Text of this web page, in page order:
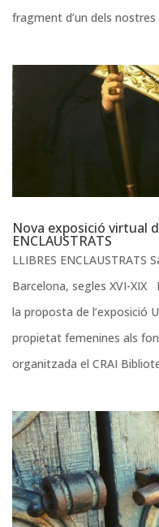
fragment d’un dels
Nova exposició virtual
ENCLAUSTRATS
LLIBRES ENCLAUSTRATS
Barcelona, segles XVI-XIX
la proposta de l’exposició
propietat femenines als
organitzada el CRAI